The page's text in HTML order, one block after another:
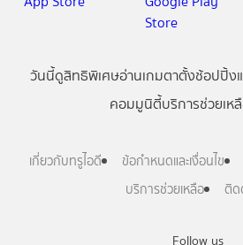
Follow us
วันนี้ดูสิทธิพิเศษอ่านเกมตาตั้งช้อปปิ้ง
คอมมูนิตี้บริการช่วยเห
เกี่ยวกับทรูไอดี ข้อกำหนดและเงื่อนไข
บริการช่วยเหลือ
ติด